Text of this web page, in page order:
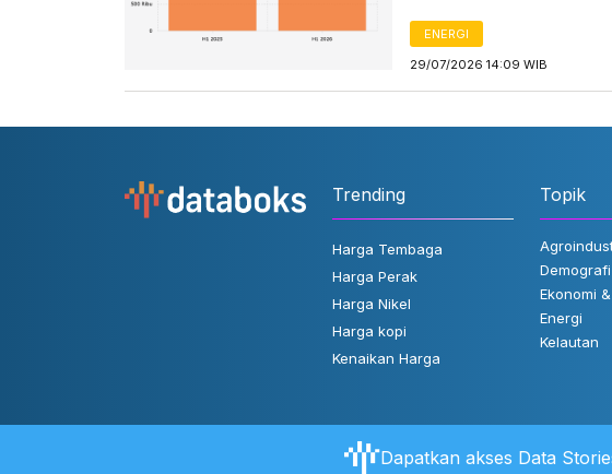
ENERGI
29/07/2026 14:09 WIB
Trending
Harga Tembaga
Harga Perak
Harga Nikel
Harga kopi
Kenaikan Harga
Topik
Demografi
Ekonomi
Energi
Kelautan
Aturan Pengguna FAQ Hubungi Kami
Dapatkan akses Data